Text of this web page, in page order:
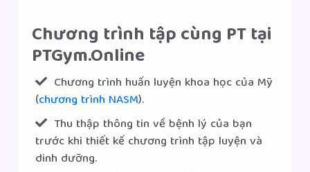
Chương trình tập cùng PT tại
PTGym.Online
Chương trình huấn luyện khoa học của Mỹ
(chương trình NASM).
Thu thập thông tin về bệnh lý của bạn
trước khi thiết kế chương trình tập luyện và
dinh dưỡng.